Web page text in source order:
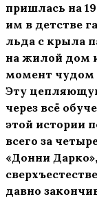
пришлась на
им в детстве
льда с крыла
на жилой дом
момент чудом
Эту
через всё
этой истории
всего за
«Донни
давно